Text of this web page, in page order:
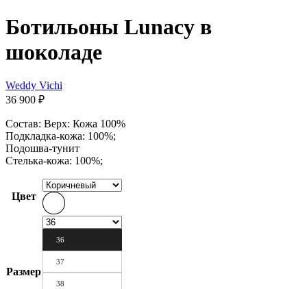
Ботильоны Lunacy в
шоколаде
Weddy Vichi
36 900 ₽
Состав: Верх: Кожа 100%
Подкладка-кожа: 100%;
Подошва-тунит
Стелька-кожа: 100%;
Цвет
Размер
36
37
38